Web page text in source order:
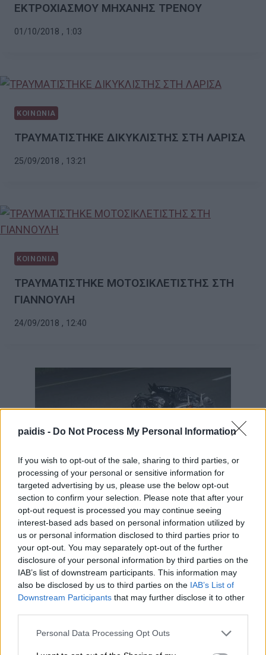
paidis - Do Not Process My Personal Information
If you wish to opt-out of the sale, sharing to third parties, or
processing of your personal or sensitive information for
targeted advertising by us, please use the below opt-out
section to confirm your selection. Please note that after your
opt-out request is processed you may continue seeing
interest-based ads based on personal information utilized by
us or personal information disclosed to third parties prior to
your opt-out. You may separately opt-out of the further
disclosure of your personal information by third parties on the
IAB’s list of downstream participants. This information may
also be disclosed by us to third parties on the IAB’s List of
Downstream Participants that may further disclose it to other
Personal Data Processing Opt Outs
ΕΚΤΡΟΧΙΑΣΜΟΥ ΜΗΧΑΝΗΣ ΤΡΕΝΟΥ
01/10/2018 , 1:03
ΚΟΙΝΩΝΙΑ
ΤΡΑΥΜΑΤΙΣΤΗΚΕ ΔΙΚΥΚΛΙΣΤΗΣ ΣΤΗ ΛΑΡΙΣΑ
25/09/2018 , 13:21
ΚΟΙΝΩΝΙΑ
ΤΡΑΥΜΑΤΙΣΤΗΚΕ ΜΟΤΟΣΙΚΛΕΤΙΣΤΗΣ ΣΤΗ
ΓΙΑΝΝΟΥΛΗ
24/09/2018 , 12:40
ΚΟΙΝΩΝΙΑ ΛΑΡΙΣΑ
25ΧΡΟΝΟΣ ΤΡΑΥΜΑΤΙΣΤΗΚΕ ΣΕ ΤΡΟΧΑΙΟ
ΣΤΗ ΛΑΡΙΣΑ
14/09/2018 , 9:14